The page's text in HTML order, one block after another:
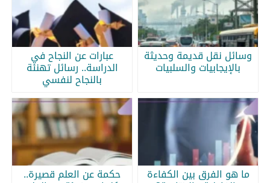
وسائل نقل قديمة وحديثة
بالإيجابيات والسلبيات
عبارات عن النجاح في
الدراسة.. رسائل تهنئة
بالنجاح لنفسي
ما هو الفرق بين الكفاءة حكمة عن العلم قصيرة..